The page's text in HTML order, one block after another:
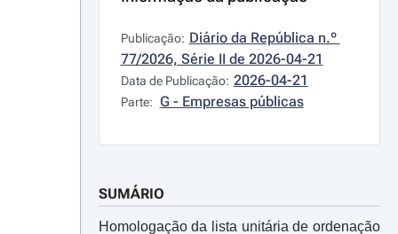
Publicação: Diário da República n.º
77/2026, Série II de 2026-04-21
Data de Publicação: 2026-04-21
Parte: G - Empresas públicas
SUMÁRIO
Homologação da lista unitária de ordenação